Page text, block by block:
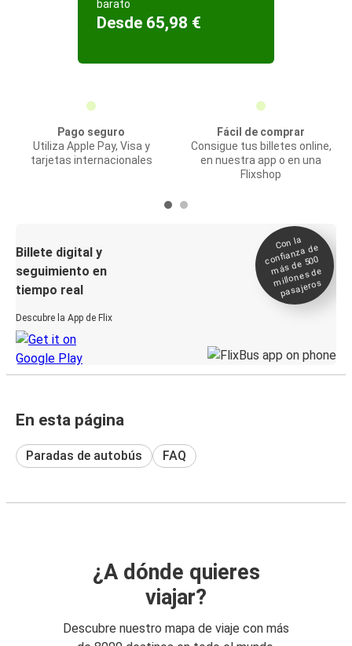
barato
Desde 65,98 €
Pago seguro
Utiliza Apple Pay, Visa y
tarjetas internacionales
Fácil de comprar
Consigue tus billetes online,
en nuestra app o en una
Flixshop
Billete digital y
seguimiento en
tiempo real
Descubre la App de Flix
Con la
confianza de
más de 500
millones de
pasajeros
En esta página
Paradas de autobús FAQ
¿A dónde quieres
viajar?
Descubre nuestro mapa de viaje con más